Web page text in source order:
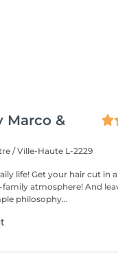
Marco &
/ Ville-Haute L-2229
life! Get your hair cut in
atmosphere! And
philosophy...